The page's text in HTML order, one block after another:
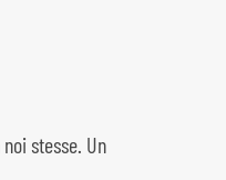
stesse. Un